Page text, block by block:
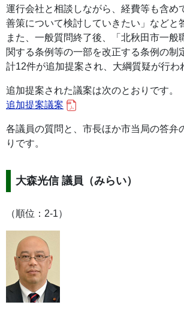
運行会社と相談しながら、経費等も含め
善策について検討していきたい」などと
また、一般質問終了後、「北秋田市一般
関する条例等の一部を改正する条例の制
計12件が追加提案され、大綱質疑が行わ
追加提案された議案は次のとおりです。
追加提案議案
各議員の質問と、市長ほか市当局の答弁
りです。
大森光信 議員（みらい）
（順位：2-1）